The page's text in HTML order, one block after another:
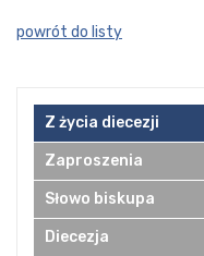
powrót do listy
Z życia diecezji
Zaproszenia
Słowo biskupa
Diecezja